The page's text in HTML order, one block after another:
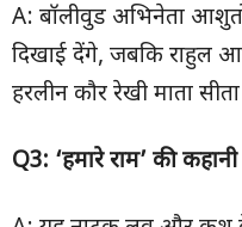
A: बॉलीवुड अभिनेता
दिखाई देंगे, जबकि राहुल
हरलीन कौर रेखी माता
Q3: ‘हमारे राम’ की